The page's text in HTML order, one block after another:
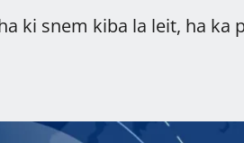
ki snem kiba la leit, ha ka